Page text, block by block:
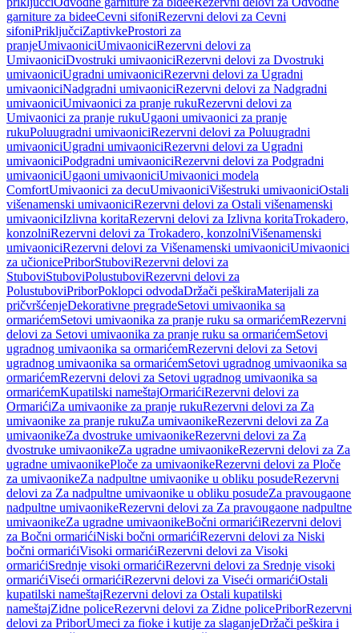
garniture za bideeCevni sifoniRezervni delovi za Cevni
sifoniPriključciZaptivkeProstori za
pranjeUmivaoniciUmivaoniciRezervni delovi za
UmivaoniciDvostruki umivaoniciRezervni delovi za Dvostruki
umivaoniciUgradni umivaoniciRezervni delovi za Ugradni
umivaoniciNadgradni umivaoniciRezervni delovi za Nadgradni
umivaoniciUmivaonici za pranje rukuRezervni delovi za
Umivaonici za pranje rukuUgaoni umivaonici za pranje
rukuPoluugradni umivaoniciRezervni delovi za Poluugradni
umivaoniciUgradni umivaoniciRezervni delovi za Ugradni
umivaoniciPodgradni umivaoniciRezervni delovi za Podgradni
umivaoniciUgaoni umivaoniciUmivaonici modela
ComfortUmivaonici za decuUmivaoniciVišestruki umivaoniciOstali
višenamenski umivaoniciRezervni delovi za Ostali višenamenski
umivaoniciIzlivna koritaRezervni delovi za Izlivna koritaTrokadero,
konzolniRezervni delovi za Trokadero, konzolniVišenamenski
umivaoniciRezervni delovi za Višenamenski umivaoniciUmivaonici
za učionicePriborStuboviRezervni delovi za
StuboviStuboviPolustuboviRezervni delovi za
PolustuboviPriborPoklopci odvodaDržači peškiraMaterijali za
pričvršćenjeDekorativne pregradeSetovi umivaonika sa
ormarićemSetovi umivaonika za pranje ruku sa ormarićemRezervni
delovi za Setovi umivaonika za pranje ruku sa ormarićemSetovi
ugradnog umivaonika sa ormarićemRezervni delovi za Setovi
ugradnog umivaonika sa ormarićemSetovi ugradnog umivaonika sa
ormarićemRezervni delovi za Setovi ugradnog umivaonika sa
ormarićemKupatilski nameštajOrmarićiRezervni delovi za
OrmarićiZa umivaonike za pranje rukuRezervni delovi za Za
umivaonike za pranje rukuZa umivaonikeRezervni delovi za Za
umivaonikeZa dvostruke umivaonikeRezervni delovi za Za
dvostruke umivaonikeZa ugradne umivaonikeRezervni delovi za Za
ugradne umivaonikePloče za umivaonikeRezervni delovi za Ploče
za umivaonikeZa nadpultne umivaonike u obliku posudeRezervni
delovi za Za nadpultne umivaonike u obliku posudeZa pravougaone
nadpultne umivaonikeRezervni delovi za Za pravougaone nadpultne
umivaonikeZa ugradne umivaonikeBočni ormarićiRezervni delovi
za Bočni ormarićiNiski bočni ormarićiRezervni delovi za Niski
bočni ormarićiVisoki ormarićiRezervni delovi za Visoki
ormarićiSrednje visoki ormarićiRezervni delovi za Srednje visoki
ormarićiViseći ormarićiRezervni delovi za Viseći ormarićiOstali
kupatilski nameštajRezervni delovi za Ostali kupatilski
nameštajZidne policeRezervni delovi za Zidne policePriborRezervni
delovi za PriborUmeci za fioke i kutije za slaganjeDržači peškira i